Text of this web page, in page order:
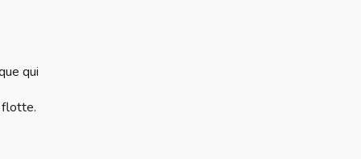
qui
flotte.